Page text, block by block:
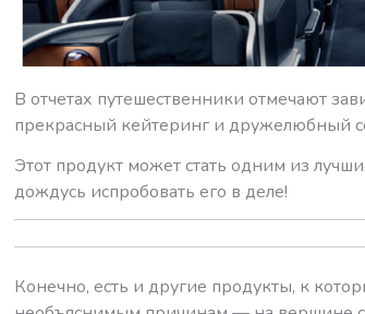
В отчетах путешественники отмечают
прекрасный кейтеринг и дружелюбный
Этот продукт может стать одним из
дождусь испробовать его в деле!
Конечно, есть и другие продукты, к